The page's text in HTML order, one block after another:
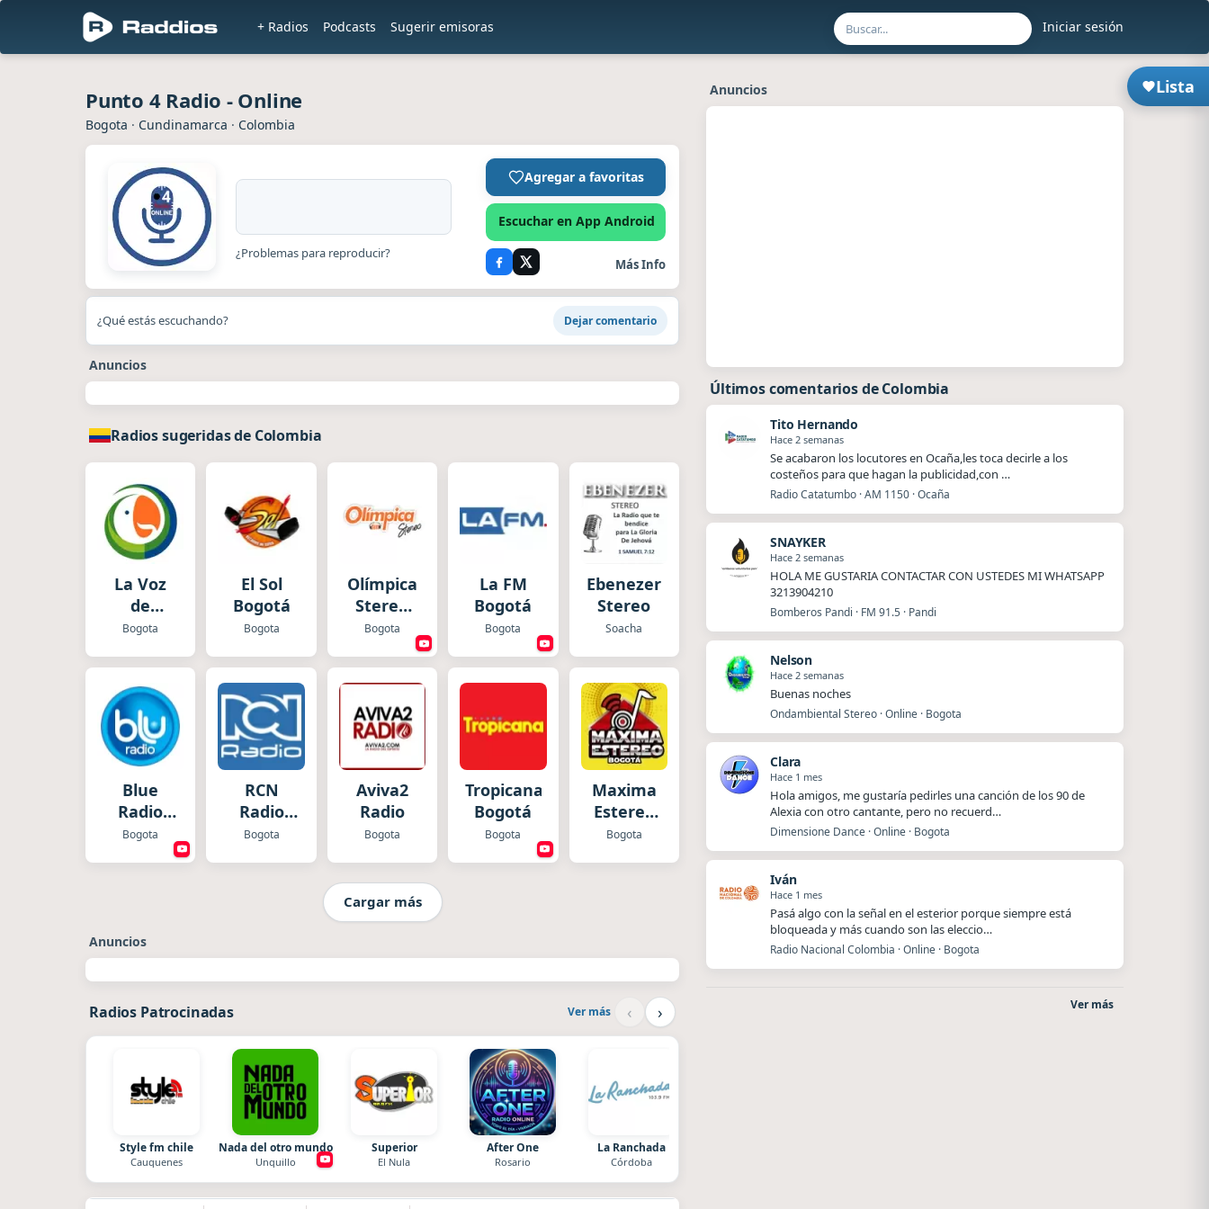
Iniciar sesión
+ Radios Podcasts Sugerir emisoras
Lista
Punto 4 Radio - Online
Bogota · Cundinamarca · Colombia
¿Problemas para reproducir?
Agregar a favoritas
Escuchar en App Android
Más Info
¿Qué estás escuchando? Dejar comentario
Anuncios
Radios sugeridas de Colombia
La Voz
de
Bogotá
Bogota
El Sol
Bogotá
Bogota
Olímpica
Stereo
Bogotá
Bogota
La FM
Bogotá
Bogota
Ebenezer
Stereo
Soacha
Blue
Radio
Colombia
Bogota
RCN
Radio
Bogotá
Bogota
Aviva2
Radio
Bogota
Tropicana
Bogotá
Bogota
Maxima
Estereo
Bogotá
Bogota
Cargar más
Anuncios
Radios Patrocinadas Ver más ‹ ›
Style fm chile
Cauquenes
Nada del otro mundo
Unquillo
Superior
El Nula
After One
Rosario
La Ranchada
Córdoba
Anuncios
Últimos comentarios de Colombia
Tito Hernando
Hace 2 semanas
Se acabaron los locutores en Ocaña,les toca decirle a los
costeños para que hagan la publicidad,con …
Radio Catatumbo · AM 1150 · Ocaña
SNAYKER
Hace 2 semanas
HOLA ME GUSTARIA CONTACTAR CON USTEDES MI WHATSAPP
3213904210
Bomberos Pandi · FM 91.5 · Pandi
Nelson
Hace 2 semanas
Buenas noches
Ondambiental Stereo · Online · Bogota
Clara
Hace 1 mes
Hola amigos, me gustaría pedirles una canción de los 90 de
Alexia con otro cantante, pero no recuerd…
Dimensione Dance · Online · Bogota
Iván
Hace 1 mes
Pasá algo con la señal en el esterior porque siempre está
bloqueada y más cuando son las eleccio…
Radio Nacional Colombia · Online · Bogota
Ver más